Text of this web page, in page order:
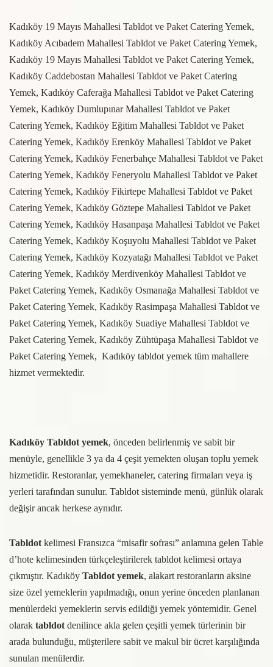
Kadıköy 19 Mayıs Mahallesi Tabldot ve Paket Catering Yemek,
Kadıköy Acıbadem Mahallesi Tabldot ve Paket Catering Yemek,
Kadıköy 19 Mayıs Mahallesi Tabldot ve Paket Catering Yemek,
Kadıköy Caddebostan Mahallesi Tabldot ve Paket Catering
Yemek, Kadıköy Caferağa Mahallesi Tabldot ve Paket Catering
Yemek, Kadıköy Dumlupınar Mahallesi Tabldot ve Paket
Catering Yemek, Kadıköy Eğitim Mahallesi Tabldot ve Paket
Catering Yemek, Kadıköy Erenköy Mahallesi Tabldot ve Paket
Catering Yemek, Kadıköy Fenerbahçe Mahallesi Tabldot ve Paket
Catering Yemek, Kadıköy Feneryolu Mahallesi Tabldot ve Paket
Catering Yemek, Kadıköy Fikirtepe Mahallesi Tabldot ve Paket
Catering Yemek, Kadıköy Göztepe Mahallesi Tabldot ve Paket
Catering Yemek, Kadıköy Hasanpaşa Mahallesi Tabldot ve Paket
Catering Yemek, Kadıköy Koşuyolu Mahallesi Tabldot ve Paket
Catering Yemek, Kadıköy Kozyatağı Mahallesi Tabldot ve Paket
Catering Yemek, Kadıköy Merdivenköy Mahallesi Tabldot ve
Paket Catering Yemek, Kadıköy Osmanağa Mahallesi Tabldot ve
Paket Catering Yemek, Kadıköy Rasimpaşa Mahallesi Tabldot ve
Paket Catering Yemek, Kadıköy Suadiye Mahallesi Tabldot ve
Paket Catering Yemek, Kadıköy Zühtüpaşa Mahallesi Tabldot ve
Paket Catering Yemek, Kadıköy tabldot yemek tüm mahallere
hizmet vermektedir.
Kadıköy Tabldot yemek, önceden belirlenmiş ve sabit bir
menüyle, genellikle 3 ya da 4 çeşit yemekten oluşan toplu yemek
hizmetidir. Restoranlar, yemekhaneler, catering firmaları veya iş
yerleri tarafından sunulur. Tabldot sisteminde menü, günlük olarak
değişir ancak herkese aynıdır.
Tabldot kelimesi Fransızca “misafir sofrası” anlamına gelen Table
d’hote kelimesinden türkçeleştirilerek tabldot kelimesi ortaya
çıkmıştır. Kadıköy Tabldot yemek, alakart restoranların aksine
size özel yemeklerin yapılmadığı, onun yerine önceden planlanan
menülerdeki yemeklerin servis edildiği yemek yöntemidir. Genel
olarak tabldot denilince akla gelen çeşitli yemek türlerinin bir
arada bulunduğu, müşterilere sabit ve makul bir ücret karşılığında
sunulan menülerdir.